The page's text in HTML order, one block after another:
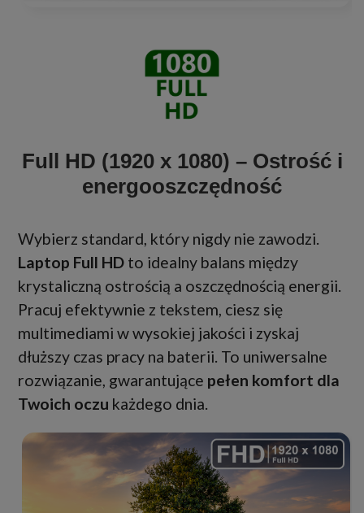
Full HD (1920 x 1080) – Ostrość i
energooszczędność
Wybierz standard, który nigdy nie zawodzi.
Laptop Full HD to idealny balans między
krystaliczną ostrością a oszczędnością energii.
Pracuj efektywnie z tekstem, ciesz się
multimediami w wysokiej jakości i zyskaj
dłuższy czas pracy na baterii. To uniwersalne
rozwiązanie, gwarantujące pełen komfort dla
Twoich oczu każdego dnia.